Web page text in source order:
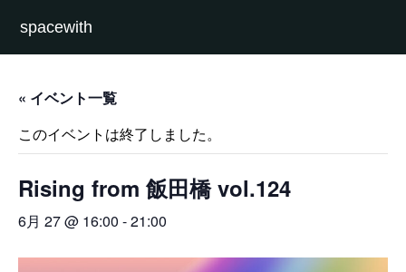
spacewith
« イベント一覧
このイベントは終了しました。
Rising from 飯田橋 vol.124
6月 27 @ 16:00 -21:00